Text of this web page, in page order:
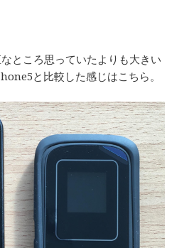
ところ思っていたよりも大きい
と比較した感じはこちら。